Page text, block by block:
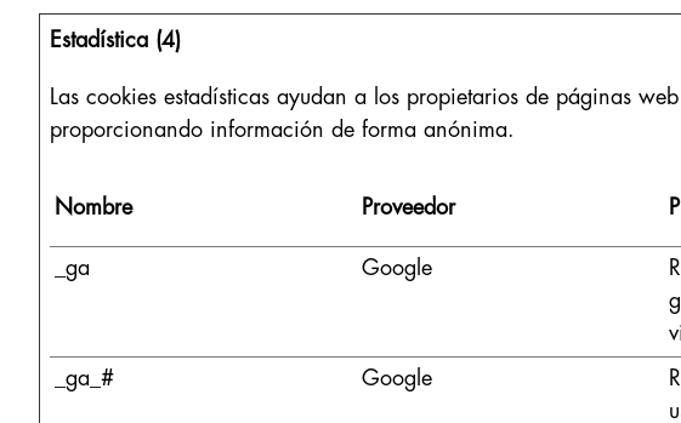
Estadística (4)
Las cookies estadísticas ayudan a los propietarios de páginas
proporcionando información de forma anónima.
Nombre Proveedor
_ga Google
_ga_# Google